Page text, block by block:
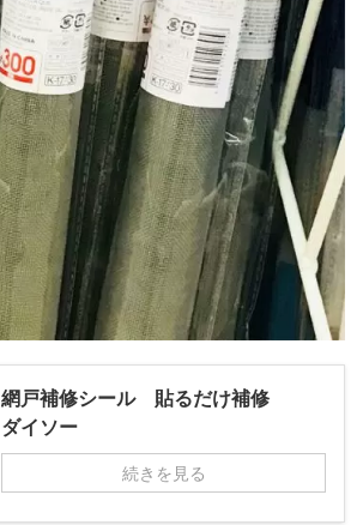
網戸補修シール 貼るだけ補修
ダイソー
続きを見る